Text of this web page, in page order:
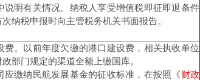
明有关情况。纳税人享受增值税即征即退条件
纳税申报时向主管税务机关书面报告。
费。以前年度欠缴的港口建设费，相关执收单位
部门规定的渠道全额上缴国库。
应缴纳民航发展基金的征收标准，在按照《财政